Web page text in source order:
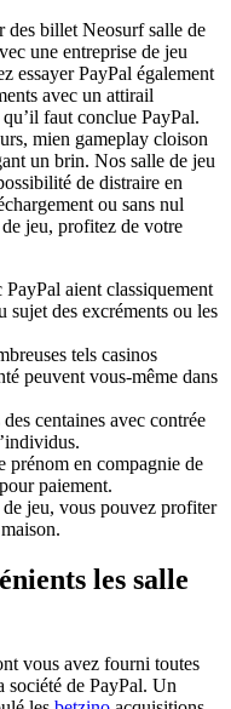
des billet Neosurf salle de
une entreprise de jeu
essayer PayPal également
avec un attirail
faut conclue PayPal.
mien gameplay cloison
un brin. Nos salle de jeu
de distraire en
ou sans nul
jeu, profitez de votre
aient classiquement
sujet des excréments ou les
tels casinos
peuvent vous-même dans
centaines avec contrée
prénom en compagnie de
paiement.
de jeu, vous pouvez profiter
les salle
vous avez fourni toutes
société de PayPal. Un